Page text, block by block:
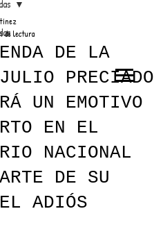
CON NOSOTROS
INFORMACIÓN:
TOP
MARTINEZ
DE LA
PRECIADO
UN EMOTIVO
EN EL
NACIONAL
DE SU
ADIÓS
de lectura